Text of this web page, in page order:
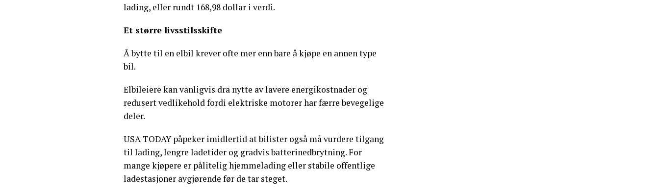
lading, eller rundt 168,98 dollar i verdi.
Et større livsstilsskifte
Å bytte til en elbil krever ofte mer enn bare å kjøpe en annen type
bil.
Elbileiere kan vanligvis dra nytte av lavere energikostnader og
redusert vedlikehold fordi elektriske motorer har færre bevegelige
deler.
USA TODAY påpeker imidlertid at bilister også må vurdere tilgang
til lading, lengre ladetider og gradvis batterinedbrytning. For
mange kjøpere er pålitelig hjemmelading eller stabile offentlige
ladestasjoner avgjørende før de tar steget.